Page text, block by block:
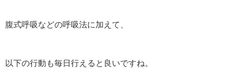
腹式呼吸などの呼吸法に加えて、
以下の行動も毎日行えると良いですね。